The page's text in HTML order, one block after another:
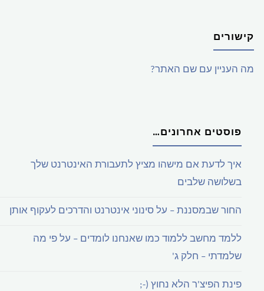
אינטרנטיות
ואינטראנטיות"
קישורים
מה העניין עם שם האתר?
פוסטים אחרונים…
איך לדעת אם מישהו מציץ לתעבורת האינטרנט שלך
בשלושה שלבים
החור שבמסננת – על סינוני אינטרנט והדרכים לעקוף אותן
ללמד מחשב ללמוד כמו שאנחנו לומדים – על פי מה
שלמדתי – חלק ג'
פינת הפיצ'ר הלא נחוץ (-;